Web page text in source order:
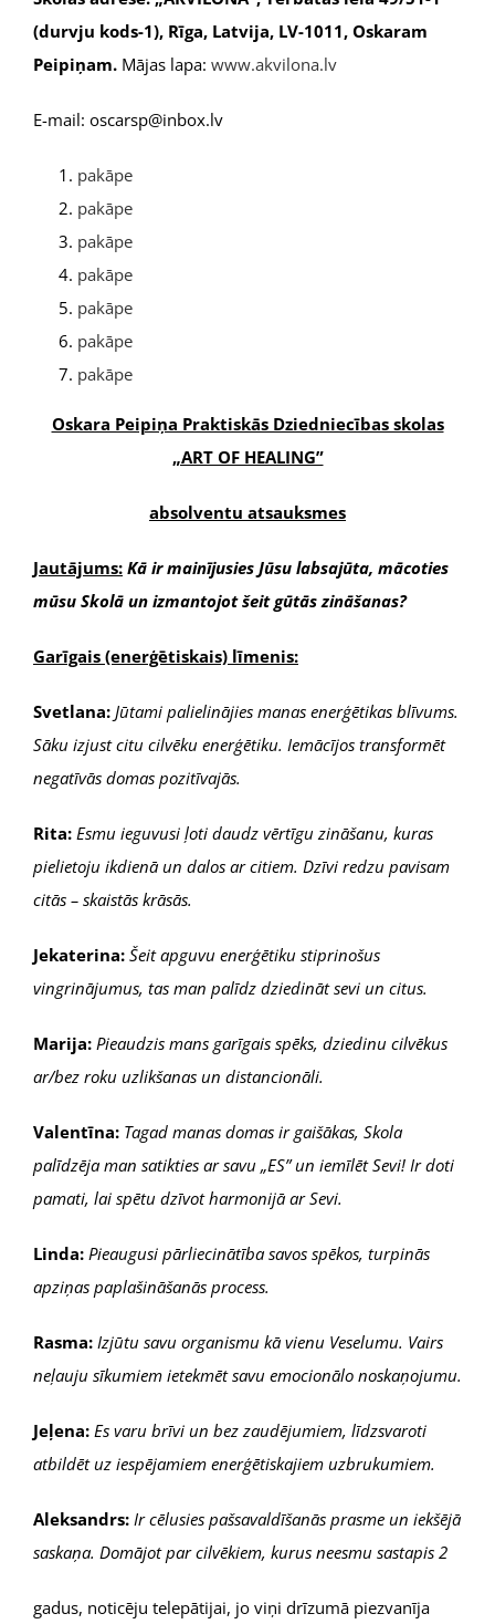
(durvju kods-1), Rīga, Latvija, LV-1011, Oskaram
Peipiņam. Mājas lapa: www.akvilona.lv
E-mail: oscarsp@inbox.lv
pakāpe
pakāpe
pakāpe
pakāpe
pakāpe
pakāpe
pakāpe
Oskara Peipiņa Praktiskās Dziedniecības skolas
„ART OF HEALING”
absolventu atsauksmes
Jautājums: Kā ir mainījusies Jūsu labsajūta, mācoties
mūsu Skolā un izmantojot šeit gūtās zināšanas?
Garīgais (enerģētiskais) līmenis:
Svetlana: Jūtami palielinājies manas enerģētikas blīvums.
Sāku izjust citu cilvēku enerģētiku. Iemācījos transformēt
negatīvās domas pozitīvajās.
Rita: Esmu ieguvusi ļoti daudz vērtīgu zināšanu, kuras
pielietoju ikdienā un dalos ar citiem. Dzīvi redzu pavisam
citās – skaistās krāsās.
Jekaterina: Šeit apguvu enerģētiku stiprinošus
vingrinājumus, tas man palīdz dziedināt sevi un citus.
Marija: Pieaudzis mans garīgais spēks, dziedinu cilvēkus
ar/bez roku uzlikšanas un distancionāli.
Valentīna: Tagad manas domas ir gaišākas, Skola
palīdzēja man satikties ar savu „ES” un iemīlēt Sevi! Ir doti
pamati, lai spētu dzīvot harmonijā ar Sevi.
Linda: Pieaugusi pārliecinātība savos spēkos, turpinās
apziņas paplašināšanās process.
Rasma: Izjūtu savu organismu kā vienu Veselumu. Vairs
neļauju sīkumiem ietekmēt savu emocionālo noskaņojumu.
Jeļena: Es varu brīvi un bez zaudējumiem, līdzsvaroti
atbildēt uz iespējamiem enerģētiskajiem uzbrukumiem.
Aleksandrs: Ir cēlusies pašsavaldīšanās prasme un iekšējā
saskaņa. Domājot par cilvēkiem, kurus neesmu sastapis 2
gadus, noticēju telepātijai, jo viņi drīzumā piezvanīja